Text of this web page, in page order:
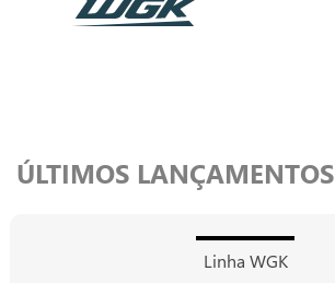
ÚLTIMOS LANÇAMENTOS
Linha WGK